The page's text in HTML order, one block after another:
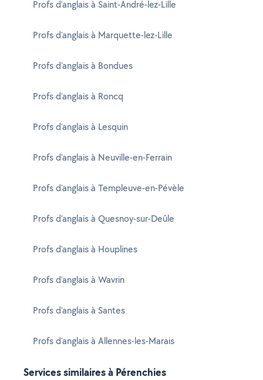
Profs d'anglais à Saint-André-lez-Lille
Profs d'anglais à Marquette-lez-Lille
Profs d'anglais à Bondues
Profs d'anglais à Roncq
Profs d'anglais à Lesquin
Profs d'anglais à Neuville-en-Ferrain
Profs d'anglais à Templeuve-en-Pévèle
Profs d'anglais à Quesnoy-sur-Deûle
Profs d'anglais à Houplines
Profs d'anglais à Wavrin
Profs d'anglais à Santes
Profs d'anglais à Allennes-les-Marais
Services similaires à Pérenchies